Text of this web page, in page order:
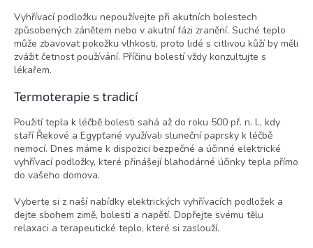
Vyhřívací podložku nepoužívejte při akutních bolestech
způsobených zánětem nebo v akutní fázi zranění. Suché teplo
může zbavovat pokožku vlhkosti, proto lidé s citlivou kůží by měli
zvážit četnost používání. Příčinu bolestí vždy konzultujte s
lékařem.
Termoterapie s tradicí
Použití tepla k léčbě bolesti sahá až do roku 500 př. n. l., kdy
staří Řekové a Egypťané využívali sluneční paprsky k léčbě
nemocí. Dnes máme k dispozici bezpečné a účinné elektrické
vyhřívací podložky, které přinášejí blahodárné účinky tepla přímo
do vašeho domova.
Vyberte si z naší nabídky elektrických vyhřívacích podložek a
dejte sbohem zimě, bolesti a napětí. Dopřejte svému tělu
relaxaci a terapeutické teplo, které si zaslouží.